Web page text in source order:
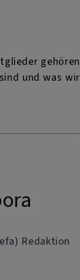
gehören
und was wir
Redaktion